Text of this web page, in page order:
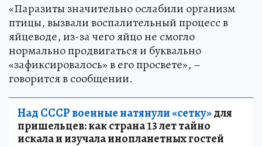
«Паразиты значительно ослабили организм
птицы, вызвали воспалительный процесс в
яйцеводе, из-за чего яйцо не смогло
нормально продвигаться и буквально
«зафиксировалось» в его просвете», –
говорится в сообщении.
Над СССР военные натянули «сетку»для
пришельцев: как страна 13 лет тайно
искала и изучала инопланетных гостей